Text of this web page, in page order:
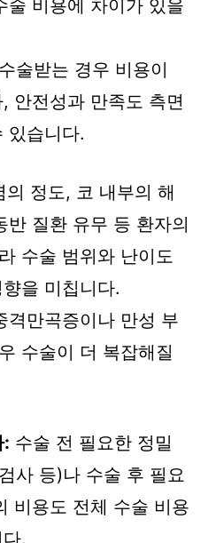
술 비용에 차이가 있을
술받는 경우 비용이
안전성과 만족도 측면
있습니다.
의 정도, 코 내부의 해
반 질환 유무 등 환자의
수술 범위와 난이도
을 미칩니다.
격만곡증이나 만성 부
수술이 더 복잡해질
: 수술 전 필요한 정밀
사 등)나 수술 후 필요
비용도 전체 수술 비용
.